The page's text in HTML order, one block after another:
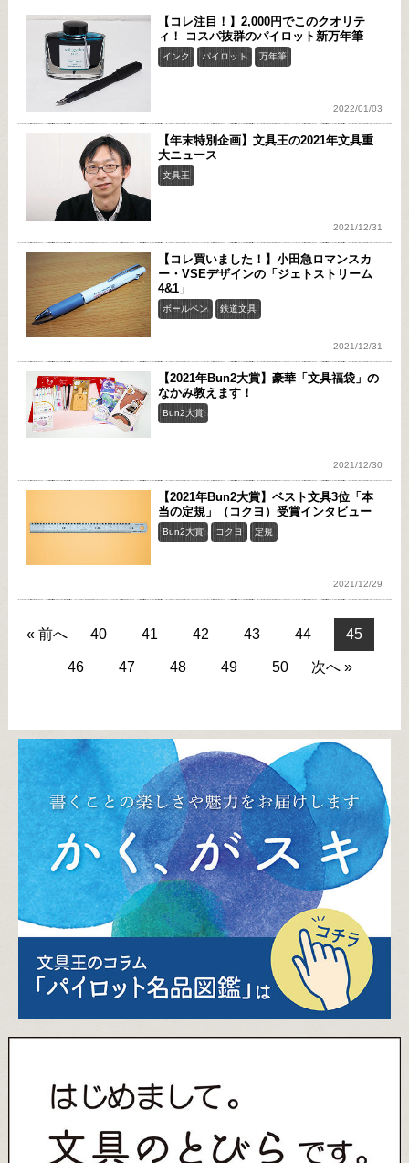
【コレ注目！】2,000円でこのクオリテ
ィ！ コスパ抜群のパイロット新万年筆
インク パイロット 万年筆
2022/01/03
【年末特別企画】文具王の2021年文具重
大ニュース
文具王
2021/12/31
【コレ買いました！】小田急ロマンスカ
ー・VSEデザインの「ジェトストリーム
4&1」
ボールペン 鉄道文具
2021/12/31
【2021年Bun2大賞】豪華「文具福袋」の
なかみ教えます！
Bun2大賞
2021/12/30
【2021年Bun2大賞】ベスト文具3位「本
当の定規」（コクヨ）受賞インタビュー
Bun2大賞 コクヨ 定規
2021/12/29
« 前へ 40 41 42 43 44 45
46 47 48 49 50 次へ »